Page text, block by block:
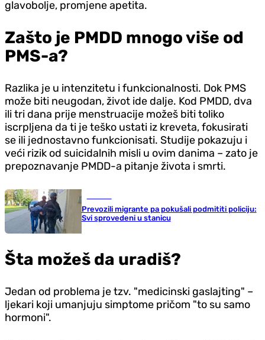
glavobolje, promjene apetita.
Zašto je PMDD mnogo više od
PMS-a?
Razlika je u intenzitetu i funkcionalnosti. Dok PMS
može biti neugodan, život ide dalje. Kod PMDD, dva
ili tri dana prije menstruacije možeš biti toliko
iscrpljena da ti je teško ustati iz kreveta, fokusirati
se ili jednostavno funkcionisati. Studije pokazuju i
veći rizik od suicidalnih misli u ovim danima – zato je
prepoznavanje PMDD-a pitanje života i smrti.
Prevozili migrante pa pokušali podmititi policiju:
Svi sprovedeni u stanicu
Šta možeš da uradiš?
Jedan od problema je tzv. "medicinski gaslajting" –
ljekari koji umanjuju simptome pričom "to su samo
hormoni".